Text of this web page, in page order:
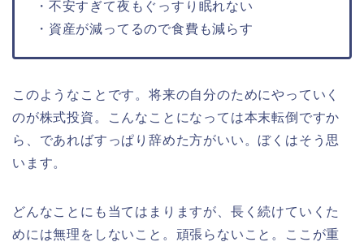
・不安すぎて夜もぐっすり眠れない
・資産が減ってるので食費も減らす
このようなことです。将来の自分のためにやっていく
のが株式投資。こんなことになっては本末転倒ですか
ら、であればすっぱり辞めた方がいい。ぼくはそう思
います。
どんなことにも当てはまりますが、長く続けていくた
めには無理をしないこと。頑張らないこと。ここが重